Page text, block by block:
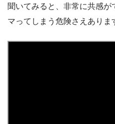
聞いてみると、非常に共感
マってしまう危険さえありま